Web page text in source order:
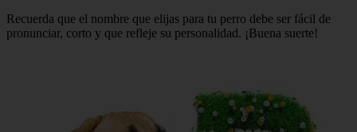
Recuerda que el nombre que elijas para tu perro debe ser fácil de
pronunciar, corto y que refleje su personalidad. ¡Buena suerte!